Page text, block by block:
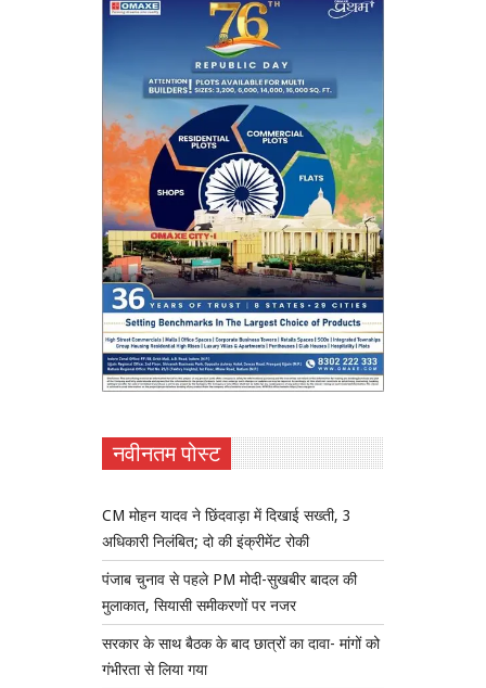
नवीनतम पोस्ट
CM मोहन यादव ने छिंदवाड़ा में दिखाई सख्ती, 3
अधिकारी निलंबित; दो की इंक्रीमेंट रोकी
पंजाब चुनाव से पहले PM मोदी-सुखबीर बादल की
मुलाकात, सियासी समीकरणों पर नजर
सरकार के साथ बैठक के बाद छात्रों का दावा- मांगों को
गंभीरता से लिया गया